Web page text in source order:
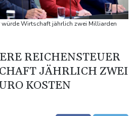
Drohensicherheit in Deutschland
in Streit um Straße von Hormus
macht gesamte Vorbereitung mit
würde Wirtschaft jährlich zwei Milliarden
REICHENSTEUER
JÄHRLICH ZWEI
KOSTEN